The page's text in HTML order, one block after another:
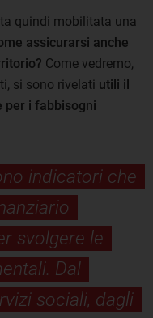
quindi mobilitata una
assicurarsi anche
Come vedremo,
si sono rivelati utili il
per i fabbisogni
indicatori che
svolgere le
Dal
sociali, dagli